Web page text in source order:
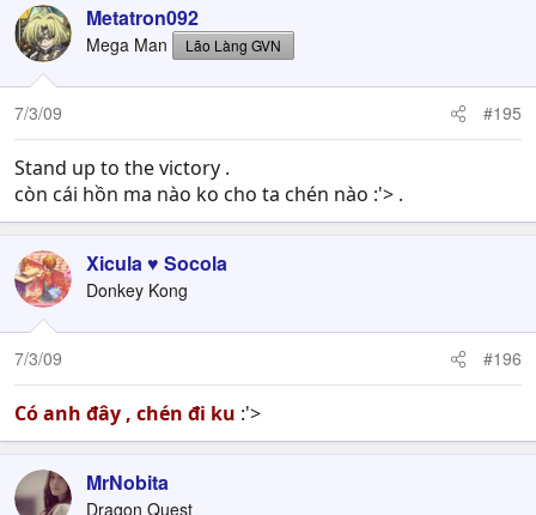
Metatron092
Mega Man Lão Làng GVN
7/3/09 #195
Stand up to the victory .
còn cái hồn ma nào ko cho ta chén nào :'> .
Xicula ♥ Socola
Donkey Kong
7/3/09 #196
Có anh đây , chén đi ku :'>
MrNobita
Dragon Quest